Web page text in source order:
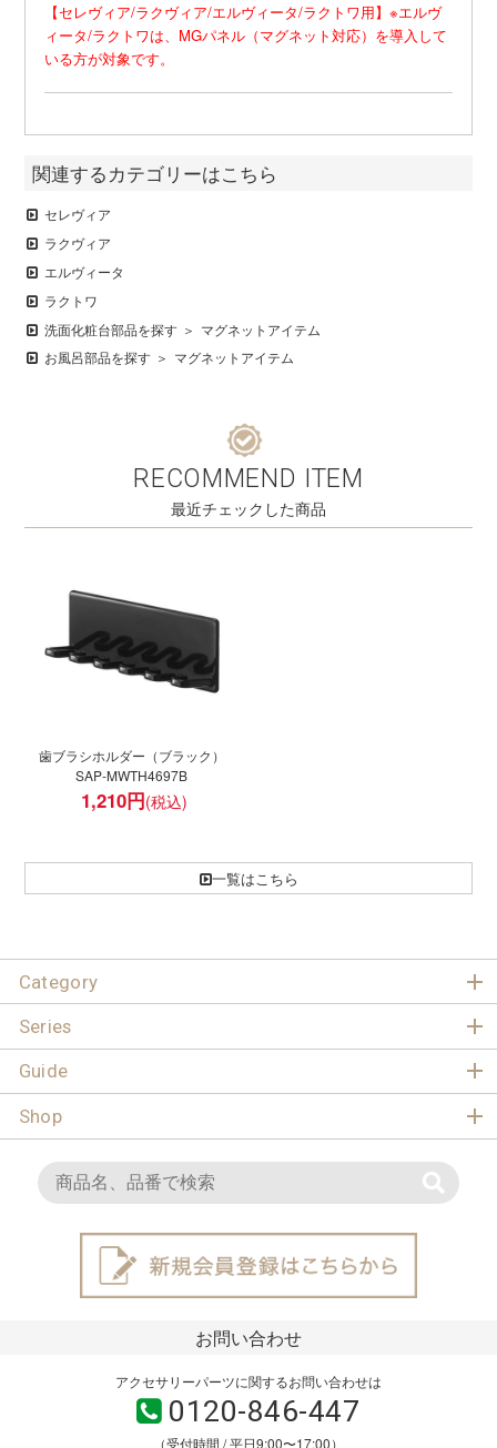
【セレヴィア/ラクヴィア/エルヴィータ/ラクトワ用】※エルヴ
ィータ/ラクトワは、MGパネル（マグネット対応）を導入して
いる方が対象です。
関連するカテゴリーはこちら
セレヴィア
ラクヴィア
エルヴィータ
ラクトワ
洗面化粧台部品を探す
マグネットアイテム
お風呂部品を探す
マグネットアイテム
RECOMMEND ITEM
最近チェックした商品
歯ブラシホルダー（ブラック）
SAP-MWTH4697B
1,210円
一覧はこちら
Category
Series
Guide
Shop
お問い合わせ
アクセサリーパーツに関するお問い合わせは
0120-846-447
（受付時間 / 平日9:00〜17:00）